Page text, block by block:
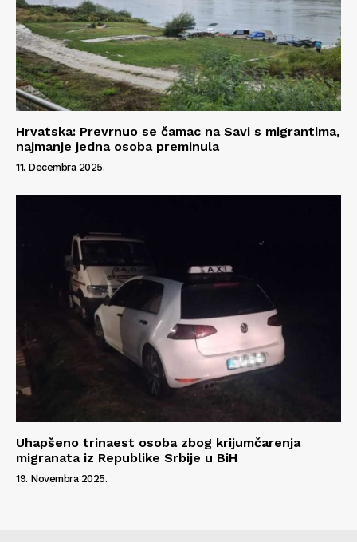
Hrvatska: Prevrnuo se čamac na Savi s migrantima,
najmanje jedna osoba preminula
11. Decembra 2025.
Uhapšeno trinaest osoba zbog krijumčarenja
migranata iz Republike Srbije u BiH
19. Novembra 2025.